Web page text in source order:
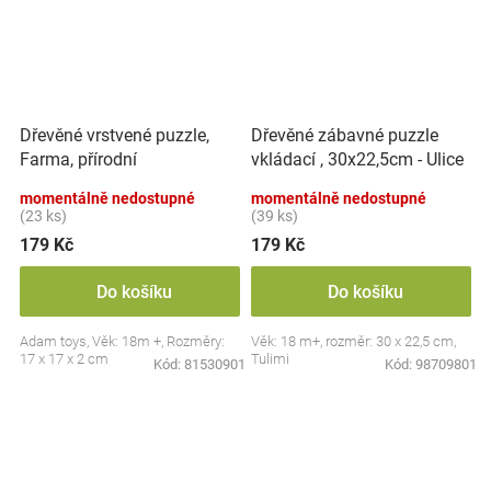
Dřevěné vrstvené puzzle,
Farma, přírodní
momentálně nedostupné
(23 ks)
179 Kč
Do košíku
Adam toys, Věk: 18m +, Rozměry:
17 x 17 x 2 cm
Kód: 81530901
Dřevěné zábavné puzzle
vkládací , 30x22,5cm - Ulice
momentálně nedostupné
(39 ks)
179 Kč
Do košíku
Věk: 18 m+, rozměr: 30 x 22,5 cm,
Tulimi
Kód: 98709801